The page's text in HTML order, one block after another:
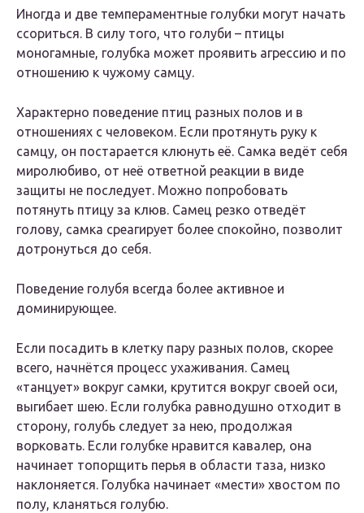
Иногда и две темпераментные голубки могут начать
ссориться. В силу того, что голуби – птицы
моногамные, голубка может проявить агрессию и по
отношению к чужому самцу.
Характерно поведение птиц разных полов и в
отношениях с человеком. Если протянуть руку к
самцу, он постарается клюнуть её. Самка ведёт себя
миролюбиво, от неё ответной реакции в виде
защиты не последует. Можно попробовать
потянуть птицу за клюв. Самец резко отведёт
голову, самка среагирует более спокойно, позволит
дотронуться до себя.
Поведение голубя всегда более активное и
доминирующее.
Если посадить в клетку пару разных полов, скорее
всего, начнётся процесс ухаживания. Самец
«танцует» вокруг самки, крутится вокруг своей оси,
выгибает шею. Если голубка равнодушно отходит в
сторону, голубь следует за нею, продолжая
ворковать. Если голубке нравится кавалер, она
начинает топорщить перья в области таза, низко
наклоняется. Голубка начинает «мести» хвостом по
полу, кланяться голубю.